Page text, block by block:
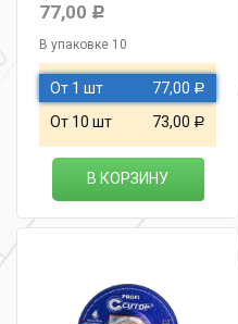
77,00 Р
В упаковке 10
От 1 шт 77,00 Р
От 10 шт 73,00 Р
В КОРЗИНУ